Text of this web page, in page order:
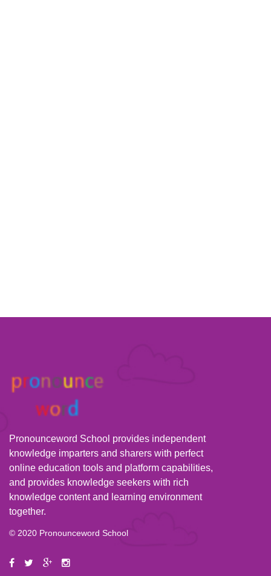
Pronounceword School provides independent
knowledge imparters and sharers with perfect
online education tools and platform capabilities,
and provides knowledge seekers with rich
knowledge content and learning environment
together.
© 2020 Pronounceword School